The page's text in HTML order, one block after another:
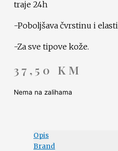
traje 24h
-Poboljšava čvrstinu i
-Za sve tipove kože.
37,50 KM
Nema na zalihama
Opis
Brand